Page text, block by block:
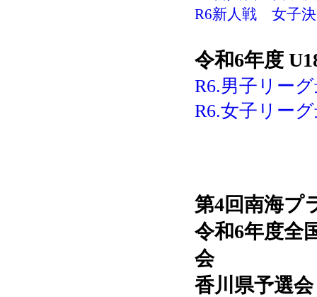
R6新人戦 女子決
令和6年度
R6.男子リー
R6.女子リー
第4回南海プ
令和6年度全
会
香川県予選会